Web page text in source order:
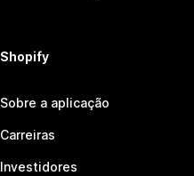
Shopify
Sobre a aplicação
Carreiras
Investidores